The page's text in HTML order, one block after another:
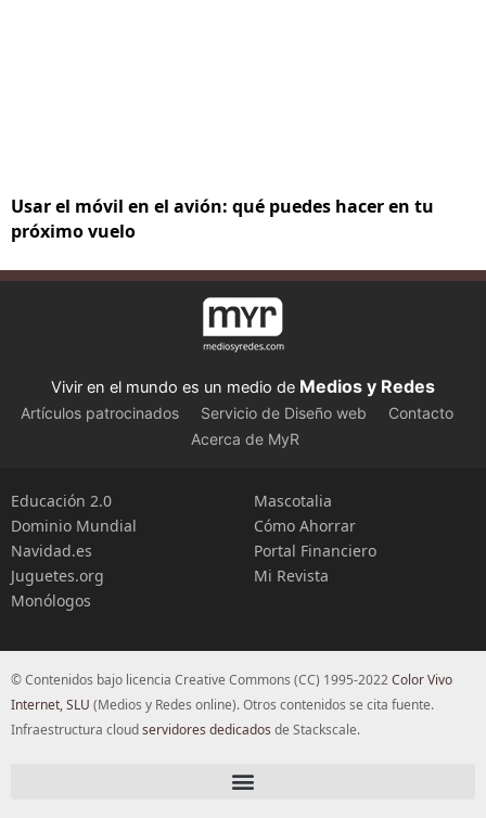
Usar el móvil en el avión: qué puedes hacer en tu
próximo vuelo
Vivir en el mundo es un medio de Medios y Redes
Artículos patrocinados Servicio de Diseño web
Contacto
Acerca de MyR
Educación 2.0
Dominio Mundial
Navidad.es
Juguetes.org
Monólogos
Mascotalia
Cómo Ahorrar
Portal Financiero
Mi Revista
© Contenidos bajo licencia Creative Commons (CC) 1995-2022Color Vivo
Internet, SLU (Medios y Redes online). Otros contenidos se cita fuente.
Infraestructura cloudservidores dedicados de Stackscale.